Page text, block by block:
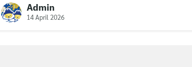
Admin
14 April 2026